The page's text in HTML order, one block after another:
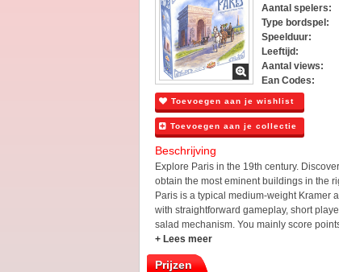
Aantal spelers:
Type bordspel:
Speelduur:
Leeftijd:
Aantal views:
Ean Codes:
Toevoegen aan je wishlist
Toevoegen aan je collectie
Beschrijving
Explore Paris in the 19th century.
obtain the most eminent buildings in the
Paris is a typical medium-weight Kramer
with straightforward gameplay, short
salad mechanism. You mainly score
+ Lees meer
Prijzen